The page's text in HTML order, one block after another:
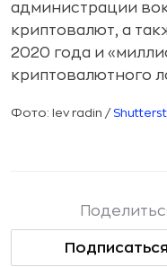
администрации
криптовалют, а
2020 года и
криптовалютного
Фото: lev radin /